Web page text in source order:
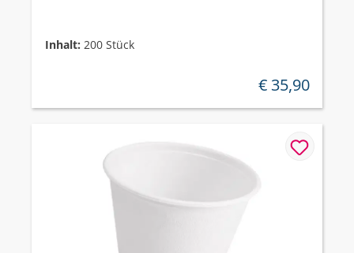
Inhalt: 200 Stück
regulärer preis:
€ 35,90